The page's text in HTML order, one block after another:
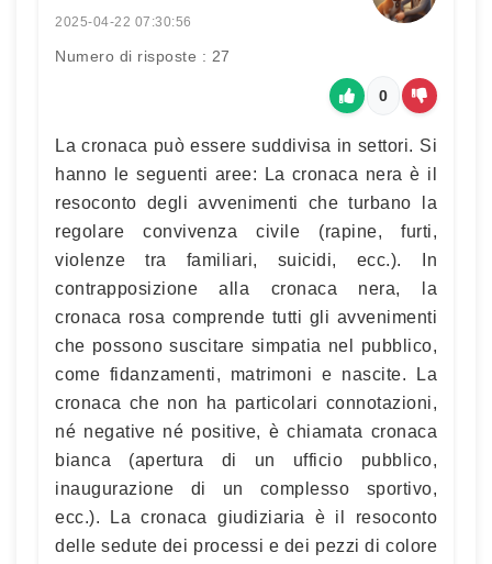
2025-04-22 07:30:56
Numero di risposte : 27
0
La cronaca può essere suddivisa in settori. Si
hanno le seguenti aree: La cronaca nera è il
resoconto degli avvenimenti che turbano la
regolare convivenza civile (rapine, furti,
violenze tra familiari, suicidi, ecc.). In
contrapposizione alla cronaca nera, la
cronaca rosa comprende tutti gli avvenimenti
che possono suscitare simpatia nel pubblico,
come fidanzamenti, matrimoni e nascite. La
cronaca che non ha particolari connotazioni,
né negative né positive, è chiamata cronaca
bianca (apertura di un ufficio pubblico,
inaugurazione di un complesso sportivo,
ecc.). La cronaca giudiziaria è il resoconto
delle sedute dei processi e dei pezzi di colore